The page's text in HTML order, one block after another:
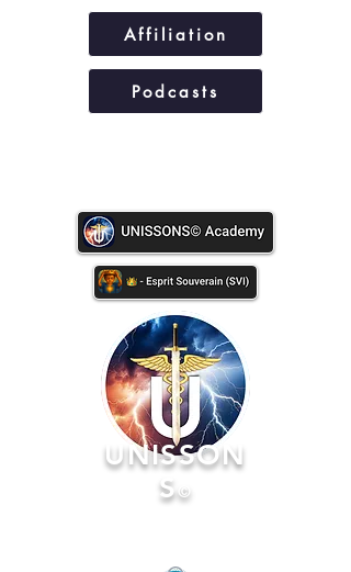
Affiliation
Podcasts
UNISSON
S©